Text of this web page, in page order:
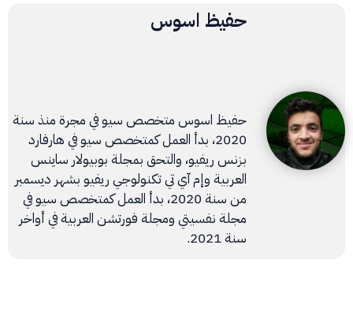
حفيظ اسوس
حفيظ اسوس متخصص سيو في مجرة منذ سنة
2020، بدأ العمل كمتخصص سيو في هارفارد
بزنس ريفيو، والتحق بمجلة بوبيولار ساينس
العربية وإم آي تي تكنولوجي ريفيو بشهر ديسمبر
من سنة 2020، بدأ العمل كمتخصص سيو في
مجلة نفسيتي ومجلة فورتشن العربية في أواخر
سنة 2021.